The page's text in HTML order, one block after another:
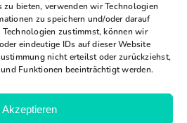
bieten, verwenden wir Technologien
zu speichern und/oder darauf
zustimmst, können wir
eindeutige IDs auf dieser Website
nicht erteilst oder zurückziehst,
Funktionen beeinträchtigt werden.
Akzeptieren